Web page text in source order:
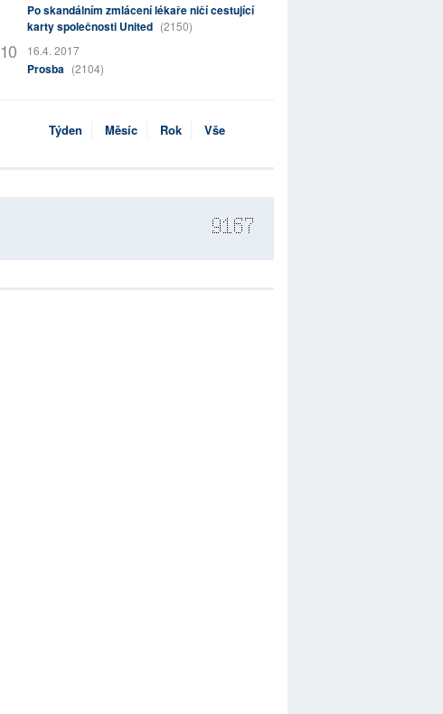
Po skandálním zmlácení lékaře ničí cestující
karty společnosti United (2150)
16.4. 2017
Prosba (2104)
Týden Měsíc Rok Vše
9167